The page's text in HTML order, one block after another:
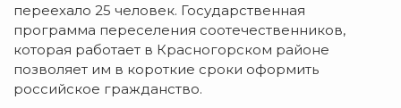
переехало 25 человек. Государственная
программа переселения соотечественников,
которая работает в Красногорском районе
позволяет им в короткие сроки оформить
российское гражданство.